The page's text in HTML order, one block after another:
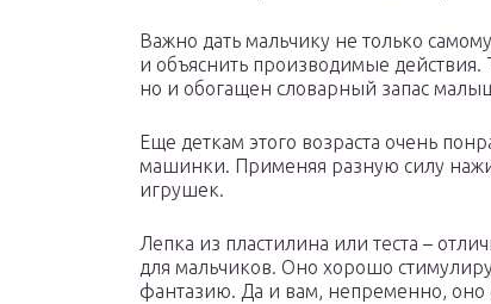
Важно дать мальчику не только
и объяснить производимые действия.
но и обогащен словарный запас
Еще деткам этого возраста очень
машинки. Применяя разную силу
игрушек.
Лепка из пластилина или теста –
для мальчиков. Оно хорошо
фантазию. Да и вам, непременно, оно